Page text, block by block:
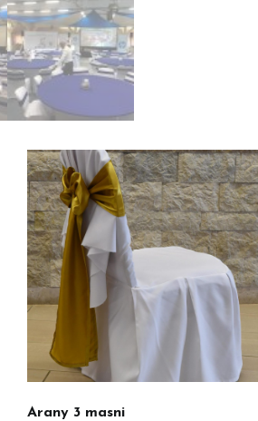
Arany 3 masni